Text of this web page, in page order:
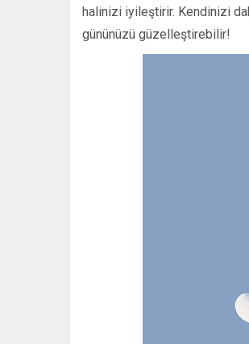
halinizi iyileştirir. Kendinizi
gününüzü güzelleştirebilir!